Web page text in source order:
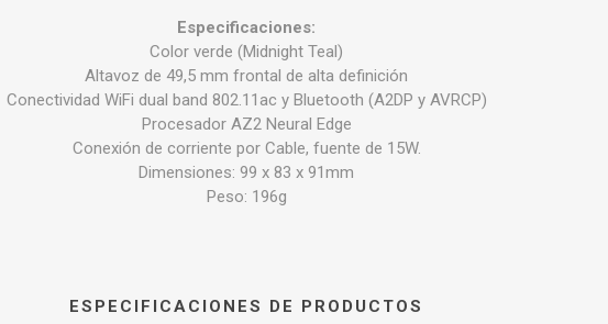
Especificaciones:
Color verde (Midnight Teal)
Altavoz de 49,5 mm frontal de alta definición
Conectividad WiFi dual band 802.11ac y Bluetooth (A2DP y AVRCP)
Procesador AZ2 Neural Edge
Conexión de corriente por Cable, fuente de 15W.
Dimensiones: 99 x 83 x 91mm
Peso: 196g
ESPECIFICACIONES DE PRODUCTOS